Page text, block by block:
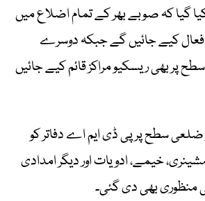
گیا کہ صوبے بھر کے تمام اضلاع میں
فعال کیے جائیں گے جبکہ دوسرے
پر بھی ریسکیو مراکز قائم کیے جائیں
ضلعی سطح پر پی ڈی ایم اے دفاتر کو
خیمے، ادویات اور دیگر امدادی
منظوری بھی دی گئی۔